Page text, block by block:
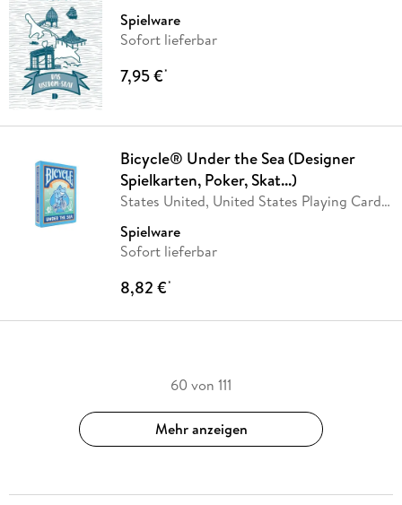
Spielware
Sofort lieferbar
7,95 €*
Bicycle® Under the Sea (Designer
Spielkarten, Poker, Skat...)
States United, United States Playing Card
Spielware
Sofort lieferbar
8,82 €*
60 von 111
Mehr anzeigen